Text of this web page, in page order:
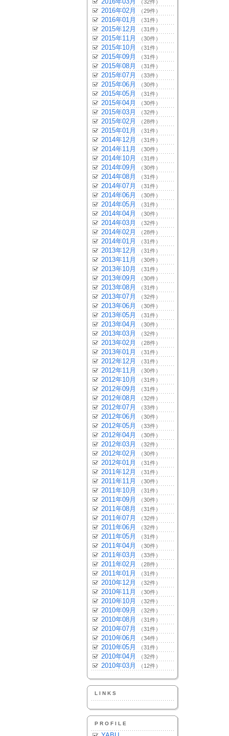
（32件）
2016年02月 （29件）
2016年01月 （31件）
2015年12月 （31件）
2015年11月 （30件）
2015年10月 （31件）
2015年09月 （31件）
2015年08月 （31件）
2015年07月 （33件）
2015年06月 （30件）
2015年05月 （31件）
2015年04月 （30件）
2015年03月 （32件）
2015年02月 （28件）
2015年01月 （31件）
2014年12月 （31件）
2014年11月 （30件）
2014年10月 （31件）
2014年09月 （30件）
2014年08月 （31件）
2014年07月 （31件）
2014年06月 （30件）
2014年05月 （31件）
2014年04月 （30件）
2014年03月 （32件）
2014年02月 （28件）
2014年01月 （31件）
2013年12月 （31件）
2013年11月 （30件）
2013年10月 （31件）
2013年09月 （30件）
2013年08月 （31件）
2013年07月 （32件）
2013年06月 （30件）
2013年05月 （31件）
2013年04月 （30件）
2013年03月 （32件）
2013年02月 （28件）
2013年01月 （31件）
2012年12月 （31件）
2012年11月 （30件）
2012年10月 （31件）
2012年09月 （31件）
2012年08月 （32件）
2012年07月 （33件）
2012年06月 （30件）
2012年05月 （33件）
2012年04月 （30件）
2012年03月 （32件）
2012年02月 （30件）
2012年01月 （31件）
2011年12月 （31件）
2011年11月 （30件）
2011年10月 （31件）
2011年09月 （30件）
2011年08月 （31件）
2011年07月 （32件）
2011年06月 （32件）
2011年05月 （31件）
2011年04月 （30件）
2011年03月 （33件）
2011年02月 （28件）
2011年01月 （31件）
2010年12月 （32件）
2010年11月 （30件）
2010年10月 （32件）
2010年09月 （32件）
2010年08月 （31件）
2010年07月 （31件）
2010年06月 （34件）
2010年05月 （31件）
2010年04月 （32件）
2010年03月 （12件）
LINKS
PROFILE